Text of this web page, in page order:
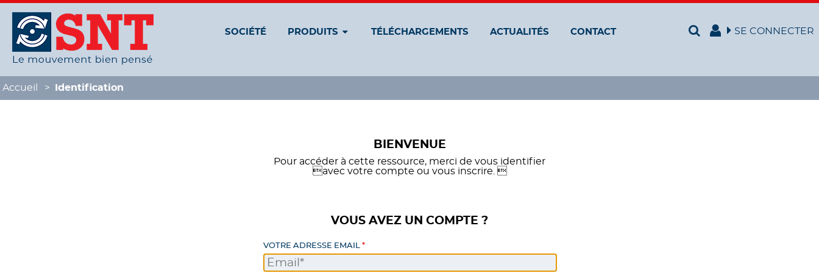
SE CONNECTER
SOCIÉTÉ PRODUITS TÉLÉCHARGEMENTS ACTUALITÉS CONTACT
Accueil Identification
BIENVENUE
Pour accéder à cette ressource, merci de vous identifier
avec votre compte ou vous inscrire. 
VOUS AVEZ UN COMPTE ?
VOTRE ADRESSE EMAIL
Panneau de gestion des cookies